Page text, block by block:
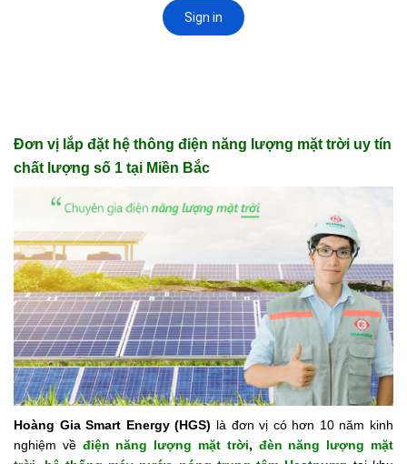
Đơn vị lắp đặt hệ thông điện năng lượng mặt trời uy tín
chất lượng số 1 tại Miền Bắc
Hoàng Gia Smart Energy (HGS) là đơn vị có hơn 10 năm kinh
nghiệm về điện năng lượng mặt trời, đèn năng lượng mặt